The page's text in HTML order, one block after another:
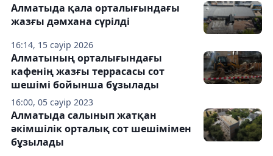
16:14, 15 сәуір 2026
Алматыда қала орталығындағы
жазғы дәмхана сүрілді
16:00, 05 сәуір 2023
Алматының орталығындағы
кафенің жазғы террасасы сот
шешімі бойынша бұзылады
Алматыда салынып жатқан
әкімшілік орталық сот шешімімен
бұзылады